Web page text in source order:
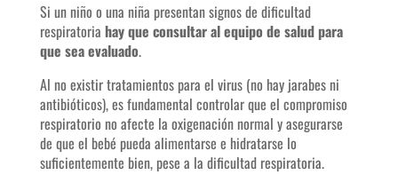
Si un niño o una niña presentan signos de dificultad
respiratoria hay que consultar al equipo de salud para
que sea evaluado.
Al no existir tratamientos para el virus (no hay jarabes ni
antibióticos), es fundamental controlar que el compromiso
respiratorio no afecte la oxigenación normal y asegurarse
de que el bebé pueda alimentarse e hidratarse lo
suficientemente bien, pese a la dificultad respiratoria.